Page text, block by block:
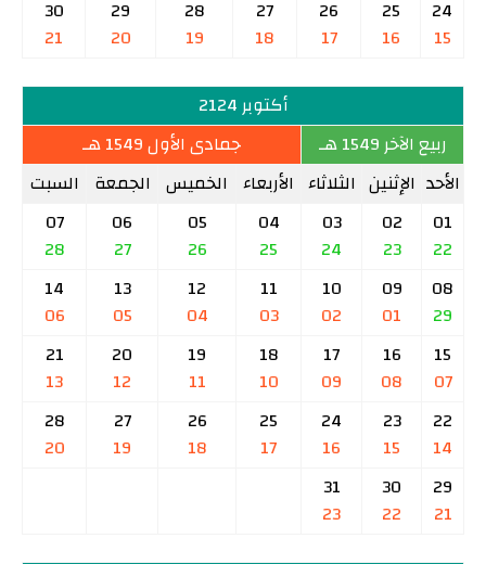
24
15
25
16
26
17
27
18
28
19
29
20
30
21
أكتوبر 2124
ربيع الآخر 1549 هـ
جمادى الأول 1549 هـ
الأحد الإثنين الثلاثاء الأربعاء الخميس الجمعة السبت
01
22
02
23
03
24
04
25
05
26
06
27
07
28
08
29
09
01
10
02
11
03
12
04
13
05
14
06
15
07
16
08
17
09
18
10
19
11
20
12
21
13
22
14
23
15
24
16
25
17
26
18
27
19
28
20
29
21
30
22
31
23